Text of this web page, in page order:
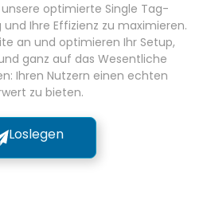
optimierte Single Tag-
und Ihre Effizienz zu maximieren.
an und optimieren Ihr Setup,
ganz auf das Wesentliche
Ihren Nutzern einen echten
zu bieten.
Loslegen